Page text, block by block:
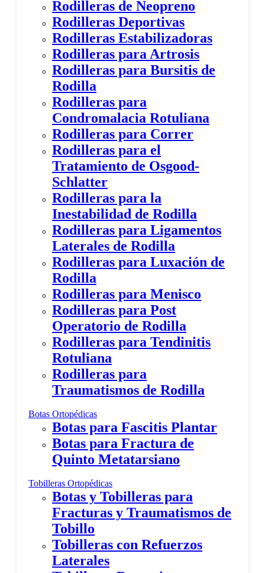
Rodilleras de Neopreno
Rodilleras Deportivas
Rodilleras Estabilizadoras
Rodilleras para Artrosis
Rodilleras para Bursitis de
Rodilla
Rodilleras para
Condromalacia Rotuliana
Rodilleras para Correr
Rodilleras para el
Tratamiento de Osgood-
Schlatter
Rodilleras para la
Inestabilidad de Rodilla
Rodilleras para Ligamentos
Laterales de Rodilla
Rodilleras para Luxación de
Rodilla
Rodilleras para Menisco
Rodilleras para Post
Operatorio de Rodilla
Rodilleras para Tendinitis
Rotuliana
Rodilleras para
Traumatismos de Rodilla
Botas Ortopédicas
Botas para Fascitis Plantar
Botas para Fractura de
Quinto Metatarsiano
Tobilleras Ortopédicas
Botas y Tobilleras para
Fracturas y Traumatismos de
Tobillo
Tobilleras con Refuerzos
Laterales